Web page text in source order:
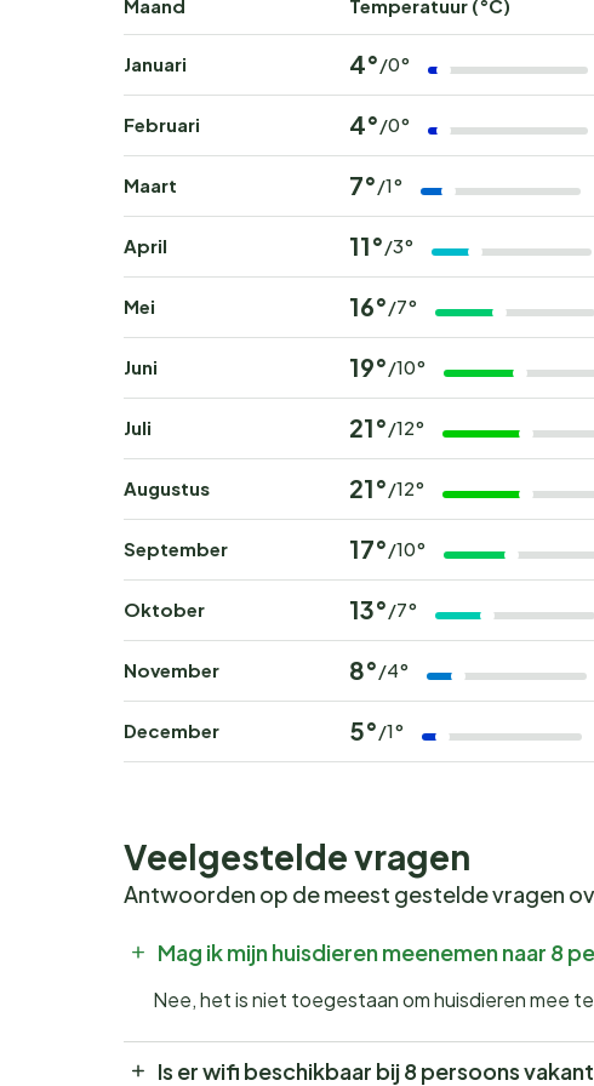
Maand Temperatuur (°C)
Januari 4°/0°
Februari 4°/0°
Maart 7°/1°
April 11°/3°
Mei 16°/7°
Juni 19°/10°
Juli 21°/12°
Augustus 21°/12°
September 17°/10°
Oktober 13°/7°
November 8°/4°
December 5°/1°
Veelgestelde vragen
Antwoorden op de meest gestelde vragen
Mag ik mijn huisdieren meenemen naar 8
Nee, het is niet toegestaan om huisdieren mee
Is er wifi beschikbaar bij 8 persoons